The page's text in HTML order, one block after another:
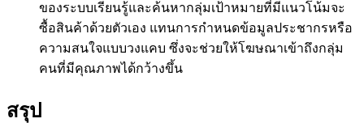
ของระบบเรียนรู้และค้นหากลุ่มเป้าหมายที่มีแนวโน้มจะ
ซื้อสินค้าด้วยตัวเอง แทนการกำหนดข้อมูลประชากรหรือ
ความสนใจแบบวงแคบ ซึ่งจะช่วยให้โฆษณาเข้าถึงกลุ่ม
คนที่มีคุณภาพได้กว้างขึ้น
สรุป